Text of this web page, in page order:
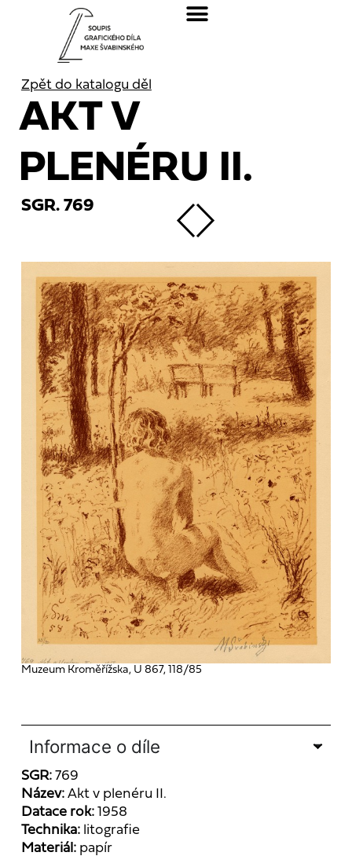
Zpět do katalogu děl
AKT V
PLENÉRU II.
SGR. 769
Muzeum Kroměřížska, U 867, 118/85
Informace o díle
SGR: 769
Název: Akt v plenéru II.
Datace rok: 1958
Technika: litografie
Materiál: papír